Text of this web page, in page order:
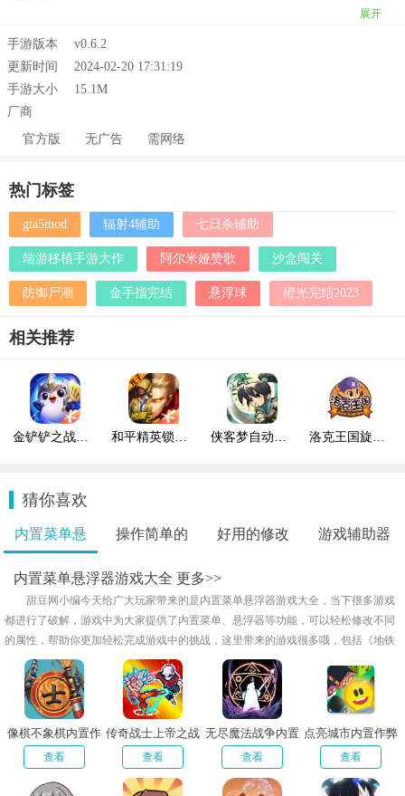
展开
手游版本
v0.6.2
更新时间
2024-02-20 17:31:19
手游大小
15.1M
厂商
官方版
无广告 需网络
热门标签
gta5mod 辐射4辅助 七日杀辅助
端游移植手游大作 阿尔米娅赞歌 沙盒闯关
防御尸潮 金手指完结 悬浮球 橙光完结2023
相关推荐
金铲铲之战开局1000金币辅助 和平精英锁头透视自瞄辅助 侠客梦自动日常副本多功能辅助工具 洛克王国旋风辅助最新版
猜你喜欢
内置菜单悬 操作简单的 好用的修改 游戏辅助器
内置菜单悬浮器游戏大全 更多>>
甜豆网小编今天给广大玩家带来的是内置菜单悬浮器游戏大全，当下很多游戏
都进行了破解，游戏中为大家提供了内置菜单、悬浮器等功能，可以轻松修改不同
的属性，帮助你更加轻松完成游戏中的挑战，这里带来的游戏很多哦，包括《地铁
跑酷》、《植物大战僵尸》以及《元气骑士》等等，总有一款可以满足你的需求，
喜欢这款专题的朋友们快来看看吧！
像棋不象棋内置作
弊菜单版
查看
传奇战士上帝之战
3.0内置菜单版
查看
无尽魔法战争内置
菜单最新版
查看
点亮城市内置作弊
菜单版
查看